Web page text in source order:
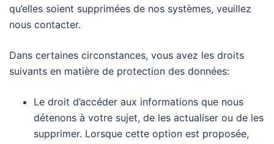
qu’elles soient supprimées de nos systèmes, veuillez
nous contacter.
Dans certaines circonstances, vous avez les droits
suivants en matière de protection des données:
Le droit d’accéder aux informations que nous
détenons à votre sujet, de les actualiser ou de les
supprimer. Lorsque cette option est proposée,